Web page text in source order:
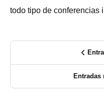
todo tipo de conferencias
Entradas